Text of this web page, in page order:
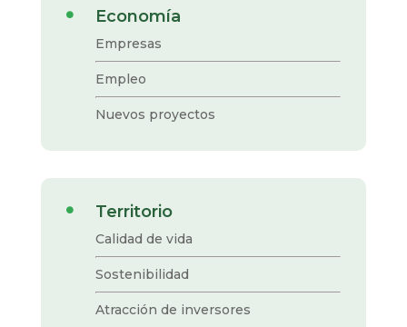
 Economía
Empresas
Empleo
Nuevos proyectos
 Territorio
Calidad de vida
Sostenibilidad
Atracción de inversores